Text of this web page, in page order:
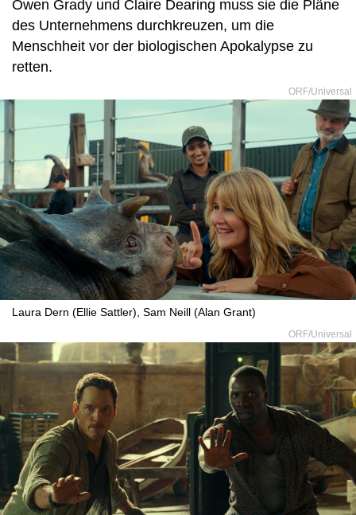
Owen Grady und Claire Dearing muss sie die Pläne
des Unternehmens durchkreuzen, um die
Menschheit vor der biologischen Apokalypse zu
retten.
ORF/Universal
Laura Dern (Ellie Sattler), Sam Neill (Alan Grant)
ORF/Universal